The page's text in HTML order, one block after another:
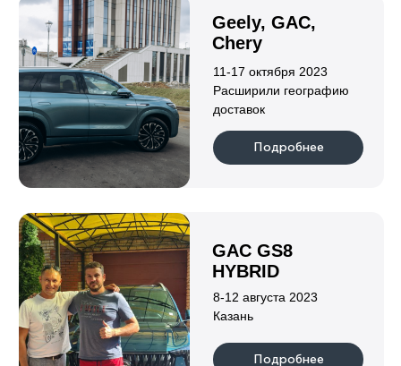
Подробнее
о нас
Индивидуальный предприниматель
Клушина Ольга Евгеньевна
ИНН 222108152219
каталог
новости
гарантии
отзывы
партнеры
контакты
блог
Информация